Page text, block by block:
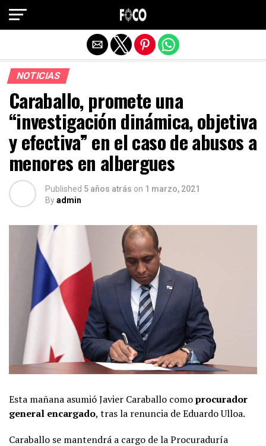
NOTICIAS
Caraballo, promete una
“investigación dinámica, objetiva
y efectiva” en el caso de abusos a
menores en albergues
Published 5 años atrás on 1 marzo, 2021
Byadmin
Esta mañana asumió Javier Caraballo comoprocurador
general encargado, tras la renuncia de Eduardo Ulloa.
Caraballo se mantendrá a cargo de la Procuraduría
Salir de la versión móvil